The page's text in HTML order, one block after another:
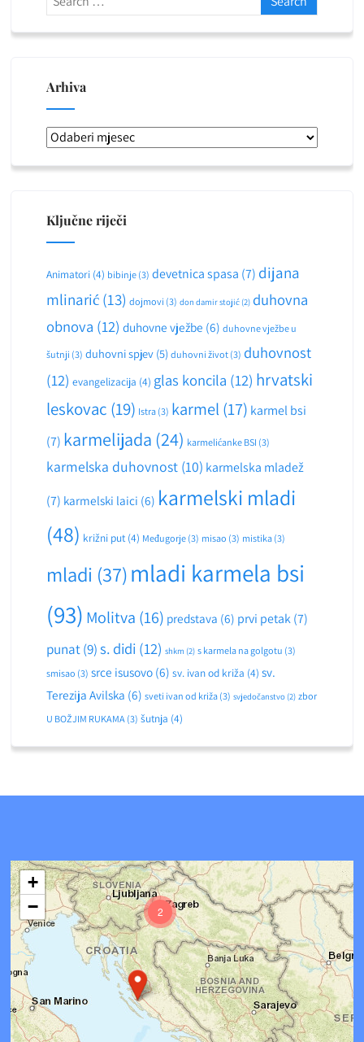
Arhiva
Arhiva
Ključne riječi
Animatori(4) bibinje(3) devetnica spasa (7) dijana
mlinarić(13) dojmovi (3) don damir stojić(2) duhovna
obnova (12) duhovne vježbe (6) duhovne vježbe u
šutnji (3) duhovni spjev(5) duhovni život(3) duhovnost
(12) evangelizacija (4) glas koncila (12) hrvatski
leskovac (19) Istra(3) karmel(17) karmel bsi
(7) karmelijada (24) karmelićanke BSI (3)
karmelska duhovnost(10) karmelska mladež
(7) karmelski laici (6) karmelski mladi
(48) križni put(4) Međugorje(3) misao (3) mistika(3)
mladi (37)mladi karmela bsi
(93) Molitva (16) predstava (6) prvi petak(7)
punat(9)s. didi (12) shkm (2) s karmela na golgotu (3)
smisao (3) srce isusovo(6) sv. ivan od križa (4) sv.
Terezija Avilska (6) sveti ivan od križa(3) svjedočanstvo(2) zbor
U BOŽJIM RUKAMA(3) šutnja (4)
2
+
−